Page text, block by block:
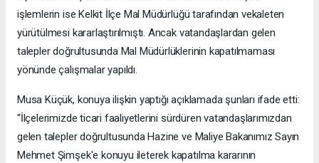
işlemlerin ise Kelkit İlçe Mal Müdürlüğü tarafından vekaleten
yürütülmesi kararlaştırılmıştı. Ancak vatandaşlardan gelen
talepler doğrultusunda Mal Müdürlüklerinin kapatılmaması
yönünde çalışmalar yapıldı.
Musa Küçük, konuya ilişkin yaptığı açıklamada şunları ifade etti:
“İlçelerimizde ticari faaliyetlerini sürdüren vatandaşlarımızdan
gelen talepler doğrultusunda Hazine ve Maliye Bakanımız Sayın
Mehmet Şimşek'e konuyu ileterek kapatılma kararının